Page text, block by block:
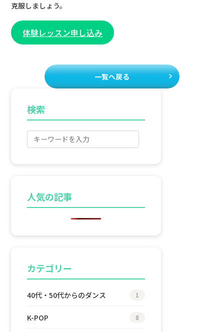
克服しましょう。
体験レッスン申し込み
一覧へ戻る
検索
人気の記事
カテゴリー
40代・50代からのダンス 1
K-POP 8